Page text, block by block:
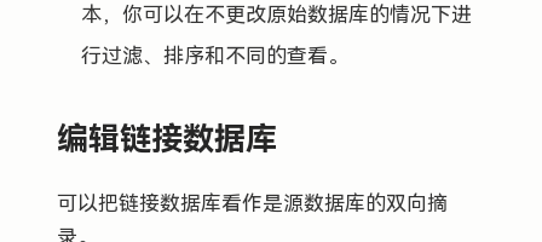
本，你可以在不更改原始数据库的情况下进
行过滤、排序和不同的查看。
编辑链接数据库
可以把链接数据库看作是源数据库的双向摘